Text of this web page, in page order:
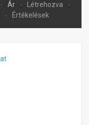
Ár
Létrehozva
Értékelések